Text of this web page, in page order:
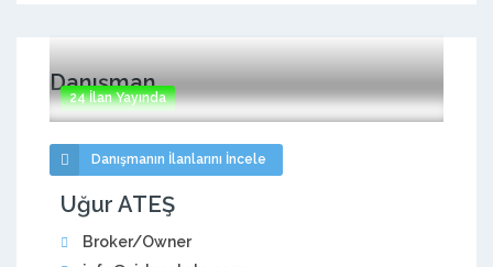
Danışman
24 İlan Yayında
Danışmanın İlanlarını İncele
Uğur ATEŞ
Broker/Owner